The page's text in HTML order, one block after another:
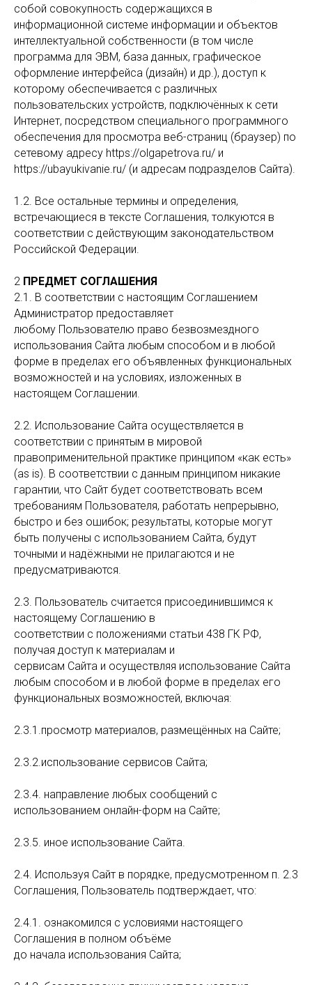
собой совокупность содержащихся в
информационной системе информации и объектов
интеллектуальной собственности (в том числе
программа для ЭВМ, база данных, графическое
оформление интерфейса (дизайн) и др.), доступ к
которому обеспечивается с различных
пользовательских устройств, подключённых к сети
Интернет, посредством специального программного
обеспечения для просмотра веб-страниц (браузер) по
сетевому адресу https://olgapetrova.ru/ и
https://ubayukivanie.ru/ (и адресам подразделов Сайта).
1.2. Все остальные термины и определения,
встречающиеся в тексте Соглашения, толкуются в
соответствии с действующим законодательством
Российской Федерации.
2 ПРЕДМЕТ СОГЛАШЕНИЯ
2.1. В соответствии с настоящим Соглашением
Администратор предоставляет
любому Пользователю право безвозмездного
использования Сайта любым способом и в любой
форме в пределах его объявленных функциональных
возможностей и на условиях, изложенных в
настоящем Соглашении.
2.2. Использование Сайта осуществляется в
соответствии с принятым в мировой
правоприменительной практике принципом «как есть»
(as is). В соответствии с данным принципом никакие
гарантии, что Сайт будет соответствовать всем
требованиям Пользователя, работать непрерывно,
быстро и без ошибок; результаты, которые могут
быть получены с использованием Сайта, будут
точными и надёжными не прилагаются и не
предусматриваются.
2.3. Пользователь считается присоединившимся к
настоящему Соглашению в
соответствии с положениями статьи 438 ГК РФ,
получая доступ к материалам и
сервисам Сайта и осуществляя использование Сайта
любым способом и в любой форме в пределах его
функциональных возможностей, включая:
2.3.1.просмотр материалов, размещённых на Сайте;
2.3.2.использование сервисов Сайта;
2.3.4. направление любых сообщений с
использованием онлайн-форм на Сайте;
2.3.5. иное использование Сайта.
2.4. Используя Сайт в порядке, предусмотренном п. 2.3
Соглашения, Пользователь подтверждает, что:
2.4.1. ознакомился с условиями настоящего
Соглашения в полном объёме
до начала использования Сайта;